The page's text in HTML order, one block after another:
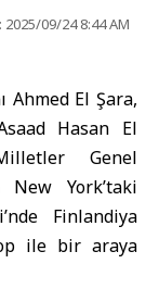
09/24 8:44 AM
Ahmed El Şara,
Hasan El
Genel
New York’taki
Finlandiya
ile bir araya